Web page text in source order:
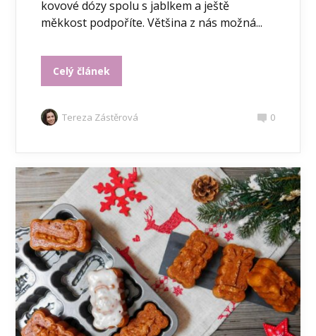
kovové dózy spolu s jablkem a ještě
měkkost podpoříte. Většina z nás možná...
Celý článek
Tereza Zástěrová 0